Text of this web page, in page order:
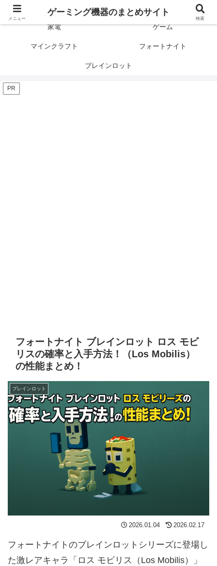
ゲーミング製品の口コミや評判と比較を紹介します！
家電 ゲーム
マインクラフト フォートナイト
ブレインロット
PR
フォートナイト ブレインロット ロス モビ
リスの確率と入手方法！（Los Mobilis）
の性能まとめ！
ブレインロット
2026.01.04 2026.02.17
フォートナイトのブレインロットシリーズに登場し
た激レアキャラ「ロス モビリス（Los Mobilis）」
メニュー
ゲーミング機器のまとめサイト
検索